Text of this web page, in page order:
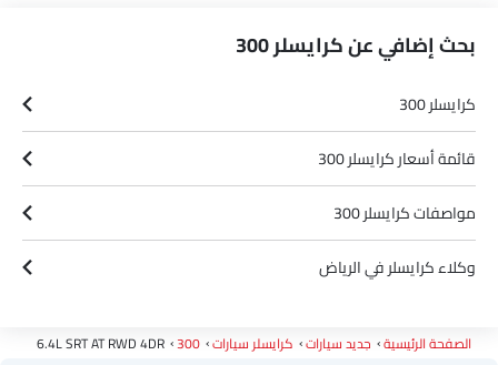
بحث إضافي عن كرايسلر 300
كرايسلر 300
قائمة أسعار كرايسلر 300
مواصفات كرايسلر 300
وكلاء كرايسلر في الرياض‎
الصفحة الرئيسية جديد سيارات كرايسلر سيارات 300
6.4L SRT AT RWD 4DR